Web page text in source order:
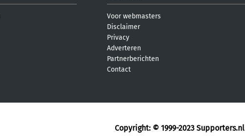
Voor webmasters
Disclaimer
Privacy
Adverteren
Partnerberichten
Contact
Copyright: © 1999-2023 Supporters.nl